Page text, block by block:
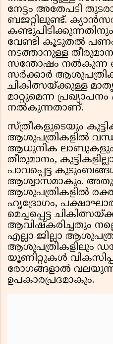
നേട്ടം അതേപടി
ബജറ്റിലുണ്ട്.
വേണ്ടി കൂടുതൽ പണം
നടത്താനുള്ള
സന്തോഷം നൽകുന്ന
സർക്കാർ
ചികിത്സയ്ക്കുള്ള
മാറ്റുമെന്ന
നൽകുന്നതാണ്.
സ്ത്രീകളുടെയും
ആശുപത്രികളിൽ
ആധുനിക ലാബുകളും
തീരുമാനം,
പാവപ്പെട്ട
ആശ്വാസമാകും.
ആശുപത്രികളിൽ
ഹൃദ്രോഗം,
മെച്ചപ്പെട്ട
ആവിഷ്കരിച്ചതും
എല്ലാ ജില്ലാ
ആശുപത്രികളിലും
യൂണിറ്റുകൾ
രോഗങ്ങളാൽ
ഉപകാരപ്രദമാകും.